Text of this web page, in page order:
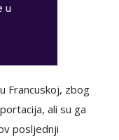
u
Francuskoj, zbog
ali su ga
posljednji